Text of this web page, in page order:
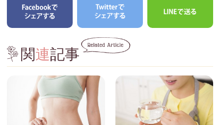
関連記事